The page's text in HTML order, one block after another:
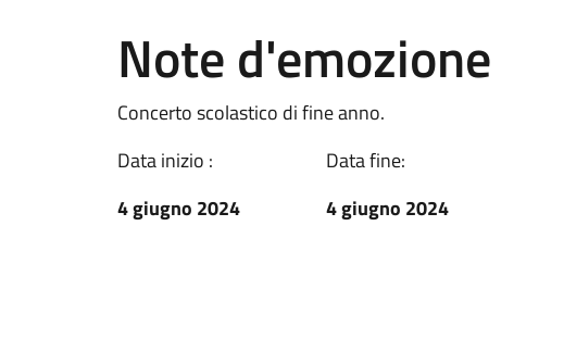
Note d'emozione
Concerto scolastico di fine anno.
Data inizio :
4 giugno 2024
Data fine:
4 giugno 2024